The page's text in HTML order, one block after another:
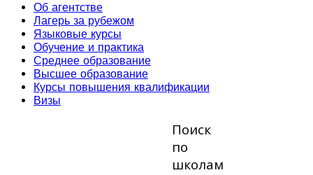
Об агентстве
Лагерь за рубежом
Языковые курсы
Обучение и практика
Среднее образование
Высшее образование
Курсы повышения квалификации
Визы
Поиск
по
школам